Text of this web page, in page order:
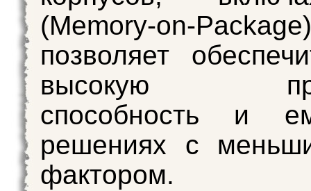
(Memory-on-
позволяет
высокую
способность и
решениях с
фактором.